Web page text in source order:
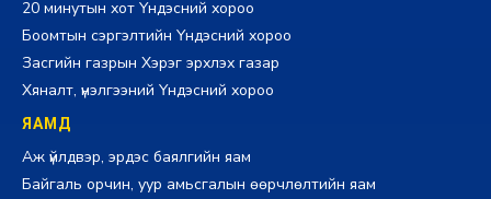
20 минутын хот Үндэсний хороо
Боомтын сэргэлтийн Үндэсний хороо
Засгийн газрын Хэрэг эрхлэх газар
Хяналт, үнэлгээний Үндэсний хороо
ЯАМД
Аж үйлдвэр, эрдэс баялгийн яам
Байгаль орчин, уур амьсгалын өөрчлөлтийн яам